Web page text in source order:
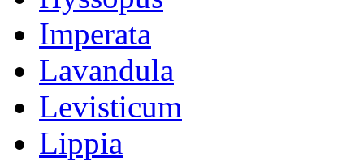
Imperata
Lavandula
Levisticum
Lippia